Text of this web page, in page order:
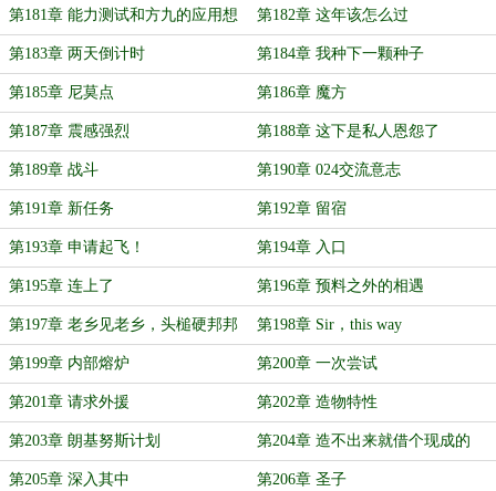
第181章 能力测试和方九的应用想
法
第182章 这年该怎么过
第183章 两天倒计时 第184章 我种下一颗种子
第185章 尼莫点 第186章 魔方
第187章 震感强烈 第188章 这下是私人恩怨了
第189章 战斗 第190章 024交流意志
第191章 新任务 第192章 留宿
第193章 申请起飞！ 第194章 入口
第195章 连上了 第196章 预料之外的相遇
第197章 老乡见老乡，头槌硬邦邦 第198章 Sir，this way
第199章 内部熔炉 第200章 一次尝试
第201章 请求外援 第202章 造物特性
第203章 朗基努斯计划 第204章 造不出来就借个现成的
第205章 深入其中 第206章 圣子